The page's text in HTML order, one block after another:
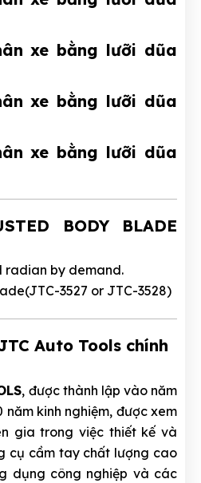
BODY BLADE
radian by demand.
3527 or JTC-3528)
Auto Tools chính
, được thành lập vào năm
năm kinh nghiệm, được xem
gia trong việc thiết kế và
cụ cầm tay chất lượng cao
dụng công nghiệp và các